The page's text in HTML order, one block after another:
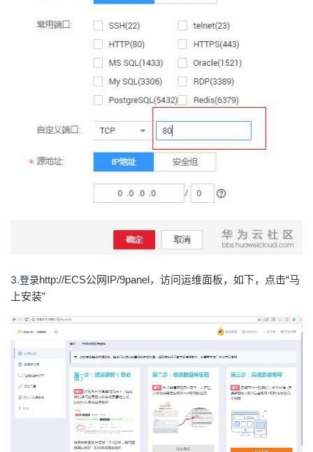
3.登录http://ECS公网IP/9panel，访问运维面板，如下，点击“马
上安装”